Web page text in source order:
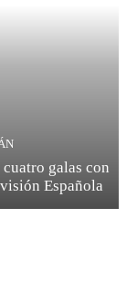
galas con
Española